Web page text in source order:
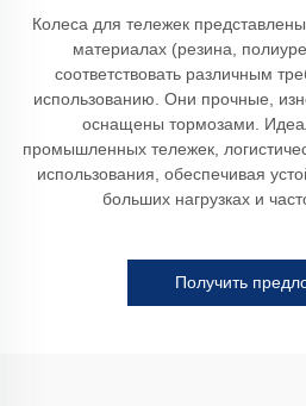
Колеса для тележек
материалах (резина,
соответствовать различным
использованию. Они прочные,
оснащены тормозами.
промышленных тележек,
использования, обеспечивая
больших нагрузках и
Получить